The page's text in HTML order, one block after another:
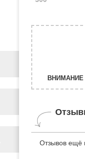
ВНИМАНИЕ
Отзывов ещё